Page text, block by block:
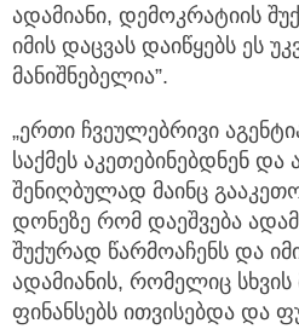
ადამიანი, დემოკრატიის
იმის დაცვას დაიწყებს ეს
მანიშნებელია”.
„ერთი ჩვეულებრივი
საქმეს აკეთებინებდნენ და
შენიღბულად მაინც
დონეზე რომ დაეშვება
შუქურად წარმოაჩენს და
ადამიანის, რომელიც
ფინანსებს ითვისებდა და